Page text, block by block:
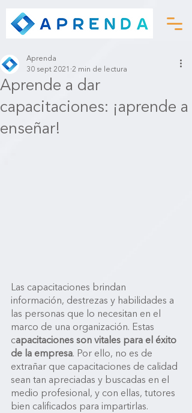
Aprende a dar
capacitaciones: ¡aprende a
enseñar!
Aprenda
30 sept 2021 2 min de lectura
Las capacitaciones brindan
información, destrezas y habilidades a
las personas que lo necesitan en el
marco de una organización. Estas
capacitaciones son vitales para el éxito
de la empresa. Por ello, no es de
extrañar que capacitaciones de calidad
sean tan apreciadas y buscadas en el
medio profesional, y con ellas, tutores
bien calificados para impartirlas.